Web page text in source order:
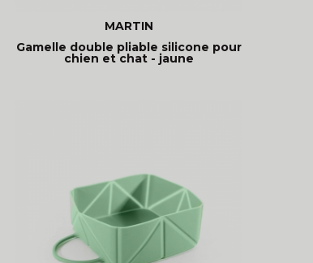
MARTIN
Gamelle double pliable silicone pour
chien et chat - jaune